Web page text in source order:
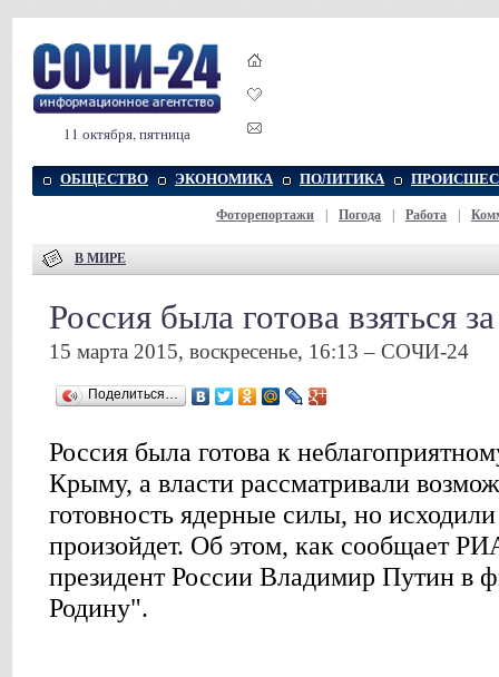
11 октября, пятница
ОБЩЕСТВО ЭКОНОМИКА ПОЛИТИКА
Фоторепортажи Погода Работа
В МИРЕ
Россия была готова взяться
15 марта 2015, воскресенье, 16:13 – СОЧИ-24
Поделиться…
Россия была готова к
Крыму, а власти рассматривали
готовность ядерные силы, но исходили
произойдет. Об этом, как сообщает
президент России Владимир Путин в
Родину".